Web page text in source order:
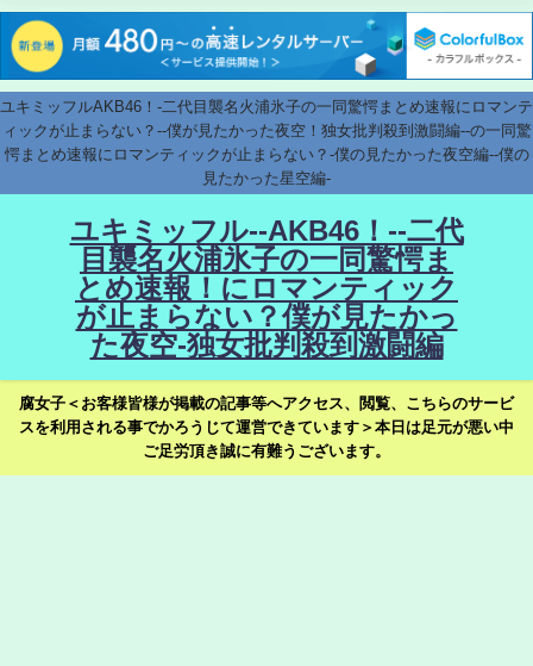
ユキミッフルAKB46！-二代目襲名火浦氷子の一同驚愕まとめ速報にロマンテ
ィックが止まらない？--僕が見たかった夜空！独女批判殺到激闘編--の一同驚
愕まとめ速報にロマンティックが止まらない？-僕の見たかった夜空編--僕の
見たかった星空編-
ユキミッフル--AKB46！--二代
目襲名火浦氷子の一同驚愕ま
とめ速報！にロマンティック
が止まらない？僕が見たかっ
た夜空-独女批判殺到激闘編
腐女子＜お客様皆様が掲載の記事等へアクセス、閲覧、こちらのサービ
スを利用される事でかろうじて運営できています＞本日は足元が悪い中
ご足労頂き誠に有難うございます。